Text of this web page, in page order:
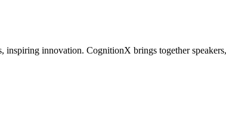
inspiring innovation. CognitionX brings together